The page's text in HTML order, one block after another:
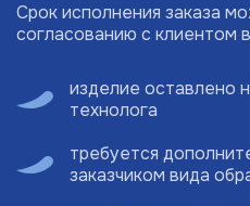
Срок исполнения заказа
согласованию с клиентом
изделие оставлено
технолога
требуется
заказчиком вида